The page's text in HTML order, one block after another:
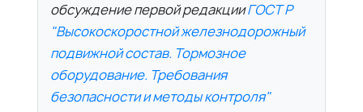
обсуждение первой редакцииГОСТ Р
"Высокоскоростной железнодорожный
подвижной состав. Тормозное
оборудование. Требования
безопасности и методы контроля"